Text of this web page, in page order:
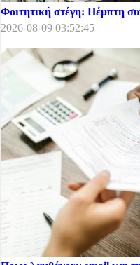
Φοιτητική στέγη: Πέμπτη
2026-08-09 03:52:45